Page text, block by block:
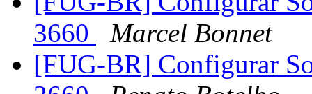
3660
Marcel Bonnet
[FUG-BR] Configurar